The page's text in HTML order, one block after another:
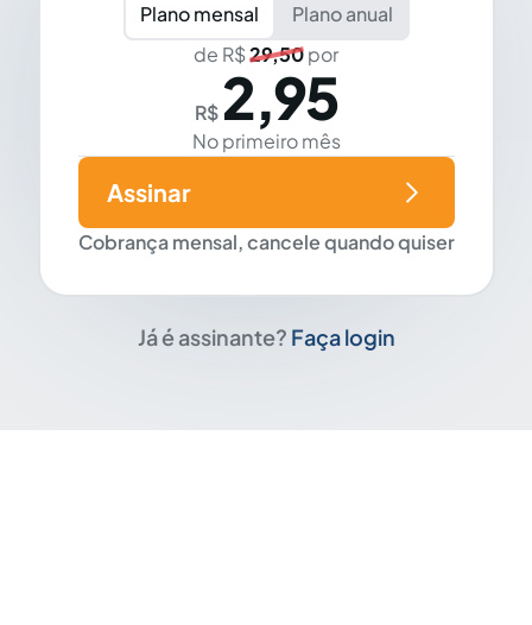
Plano mensal
Plano anual
de R$29,50por
R$ 2,95
No primeiro mês
Cobrança mensal, cancele quando quiser
Assinar
Já é assinante? Faça login